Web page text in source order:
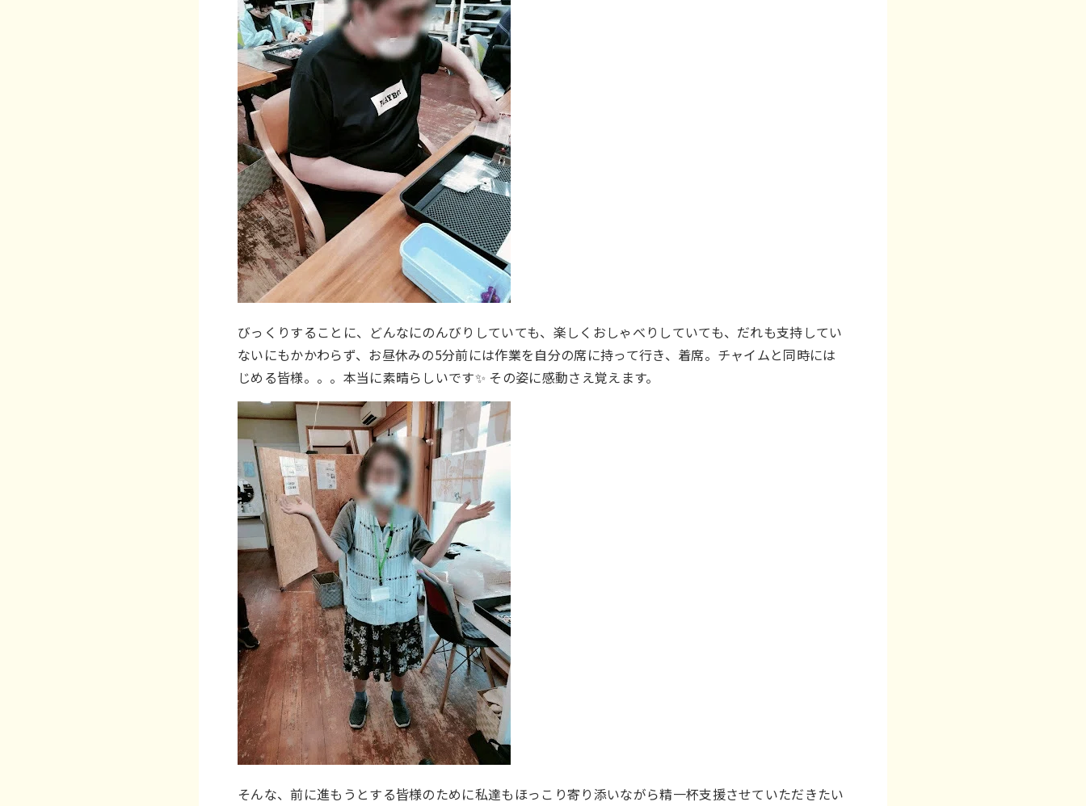
びっくりすることに、どんなにのんびりしていても、楽しくおしゃべりしていても、だれも支持してい
ないにもかかわらず、お昼休みの5分前には作業を自分の席に持って行き、着席。チャイムと同時には
じめる皆様。。。本当に素晴らしいです✨ その姿に感動さえ覚えます。
そんな、前に進もうとする皆様のために私達もほっこり寄り添いながら精一杯支援させていただきたい